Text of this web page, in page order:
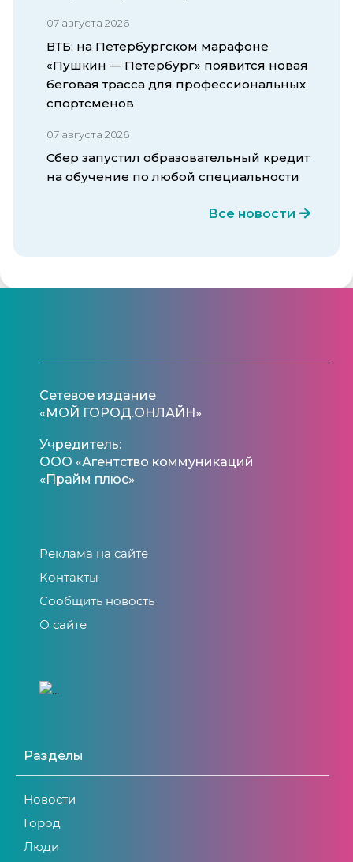
07 августа 2026
ВТБ: на Петербургском марафоне
«Пушкин — Петербург» появится новая
беговая трасса для профессиональных
спортсменов
07 августа 2026
Сбер запустил образовательный кредит
на обучение по любой специальности
Все новости
Сетевое издание
«МОЙ ГОРОД.ОНЛАЙН»
Учредитель:
ООО «Агентство коммуникаций
«Прайм плюс»
Реклама на сайте
Контакты
Сообщить новость
О сайте
Разделы
Новости
Город
Люди